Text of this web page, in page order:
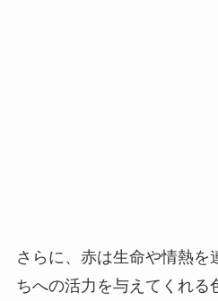
さらに、赤は生命や情熱
ちへの活力を与えてくれる